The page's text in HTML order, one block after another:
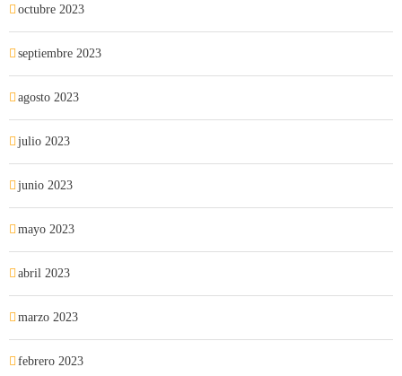
octubre 2023
septiembre 2023
agosto 2023
julio 2023
junio 2023
mayo 2023
abril 2023
marzo 2023
febrero 2023